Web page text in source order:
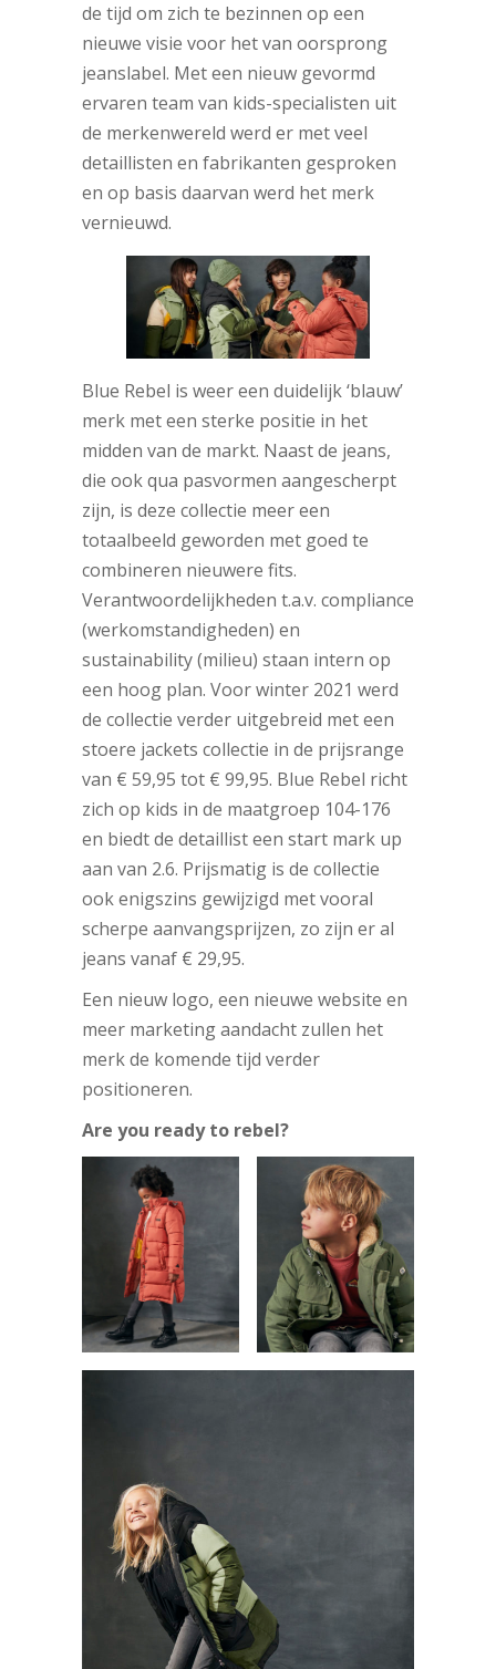
de tijd om zich te bezinnen op een
nieuwe visie voor het van oorsprong
jeanslabel. Met een nieuw gevormd
ervaren team van kids-specialisten uit
de merkenwereld werd er met veel
detaillisten en fabrikanten gesproken
en op basis daarvan werd het merk
vernieuwd.
Blue Rebel is weer een duidelijk ‘blauw’
merk met een sterke positie in het
midden van de markt. Naast de jeans,
die ook qua pasvormen aangescherpt
zijn, is deze collectie meer een
totaalbeeld geworden met goed te
combineren nieuwere fits.
Verantwoordelijkheden t.a.v. compliance
(werkomstandigheden) en
sustainability (milieu) staan intern op
een hoog plan. Voor winter 2021 werd
de collectie verder uitgebreid met een
stoere jackets collectie in de prijsrange
van € 59,95 tot € 99,95. Blue Rebel richt
zich op kids in de maatgroep 104-176
en biedt de detaillist een start mark up
aan van 2.6. Prijsmatig is de collectie
ook enigszins gewijzigd met vooral
scherpe aanvangsprijzen, zo zijn er al
jeans vanaf € 29,95.
Een nieuw logo, een nieuwe website en
meer marketing aandacht zullen het
merk de komende tijd verder
positioneren.
Are you ready to rebel?